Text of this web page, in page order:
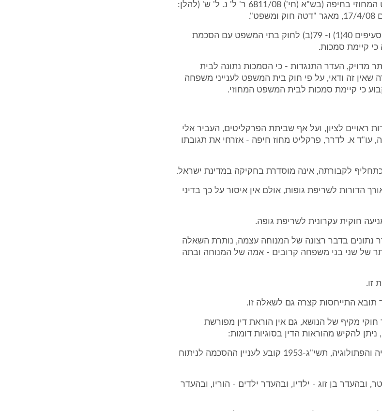
ההחלטה נדון בבית המשפט המחוזי בחיפה (בש"א (חי') 6811/08 ר' ל' נ. ל' ש' (להלן:
בסופו של דבר, בשל שילוב סעיפים 40(1) ו- 79(ב) לחוק בתי המשפט עם הסכמת
קיימת סמכות.
מדויק, העדר התנגדות - כי הסמכות נתונה לבית
שאין זה ודאי, על פי חוק בית המשפט לענייני משפחה
כי קיימת סמכות לבית המשפט המחוזי.
ראויים לציון, ועל אף שביתת הפרקליטים, העביר אלי
עו"ד א. לדרר, פרקליט מחוז חיפה - אזרחי את תגובתו
הדורות לשריפת גופות, אולם אין איסור על כך בדיני
נתונים בדבר רצונה של המנוחה עצמה, נותרת השאלה
של שני בני משפחה קרובים - אמה של המנוחה ובתה
חוקי מקיף של הנושא, גם אין הוראת דין מפורשת
להקיש מהוראות הדין בסוגיות דומות:
- סעיף 6א(1) לחוק האנטומיה והפתולוגיה, תשי"ג-1953 קובע לעניין ההסכמה לניתוח
ובהעדר בן זוג - ילדיו, ובהעדר ילדים - הוריו, ובהעדר